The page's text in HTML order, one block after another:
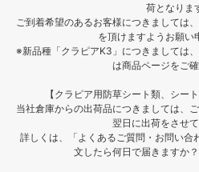
荷となりま
ご到着希望のあるお客様につきましては
を頂けますようお願い
※新品種「クラピアK3」につきましては
は商品ページをご確
【クラピア用防草シート類、シー
当社倉庫からの出荷品につきましては、
翌日に出荷をさせて
詳しくは、「よくあるご質問・お問い
文したら何日で届きますか